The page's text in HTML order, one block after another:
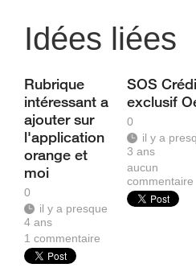
Idées liées
Rubrique
intéressant a
ajouter sur
l'application
orange et
moi
0
il y a presque
4 ans
1 commentaire
SOS
exclusif
0
il y a
3 ans
aucun
commentaire